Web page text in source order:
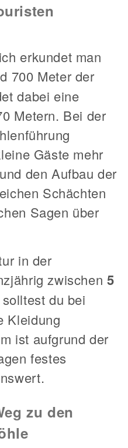
erkundet man
700 Meter der
dabei eine
Metern. Bei der
Gäste mehr
den Aufbau der
Schächten
Sagen über
in der
zwischen 5
du bei
Kleidung
ist aufgrund der
festes
zu den